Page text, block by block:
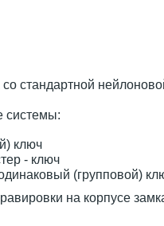
со стандартной
системы:
ключ
- ключ
(групповой)
на корпусе